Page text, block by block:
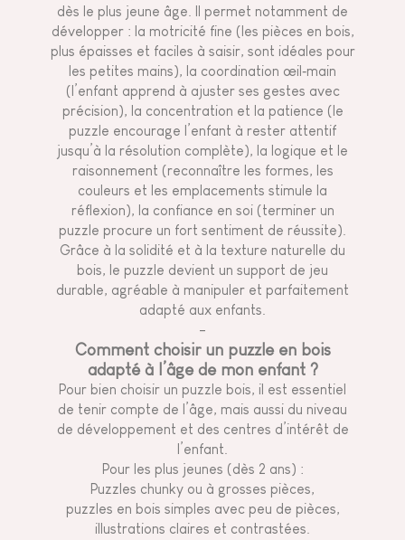
dès le plus jeune âge. Il permet notamment de
développer : la motricité fine (les pièces en bois,
plus épaisses et faciles à saisir, sont idéales pour
les petites mains), la coordination œil‑main
(l’enfant apprend à ajuster ses gestes avec
précision), la concentration et la patience (le
puzzle encourage l’enfant à rester attentif
jusqu’à la résolution complète), la logique et le
raisonnement (reconnaître les formes, les
couleurs et les emplacements stimule la
réflexion), la confiance en soi (terminer un
puzzle procure un fort sentiment de réussite).
Grâce à la solidité et à la texture naturelle du
bois, le puzzle devient un support de jeu
durable, agréable à manipuler et parfaitement
adapté aux enfants.
-
Comment choisir un puzzle en bois
adapté à l’âge de mon enfant ?
Pour bien choisir un puzzle bois, il est essentiel
de tenir compte de l’âge, mais aussi du niveau
de développement et des centres d’intérêt de
l’enfant.
Pour les plus jeunes (dès 2 ans) :
Puzzles chunky ou à grosses pièces,
puzzles en bois simples avec peu de pièces,
illustrations claires et contrastées.